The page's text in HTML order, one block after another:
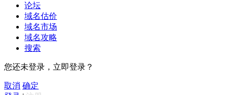
论坛
域名估价
域名市场
域名攻略
搜索
您还未登录，立即登录？
取消 确定